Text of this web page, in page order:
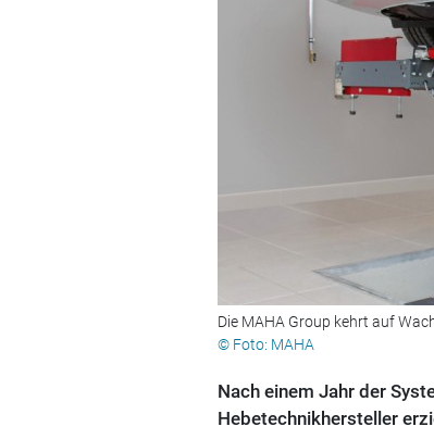
Die MAHA Group kehrt auf
© Foto: MAHA
Nach einem Jahr der
Hebetechnikhersteller